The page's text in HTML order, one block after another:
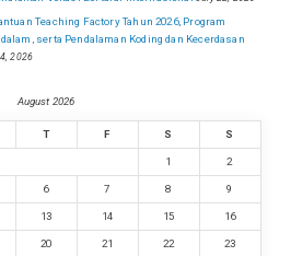
Teaching Factory Tahun 2026, Program
serta Pendalaman Koding dan Kecerdasan
2026
August 2026
T F S S
1 2
6 7 8 9
13 14 15 16
20 21 22 23